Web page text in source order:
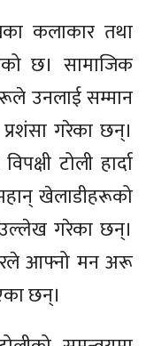
कलाकार तथा
छ। सामाजिक
उनलाई सम्मान
गरेका छन्।
टोली हार्दा
खेलाडीहरूको
गरेका छन्।
आफ्नो मन अरू
छन्।